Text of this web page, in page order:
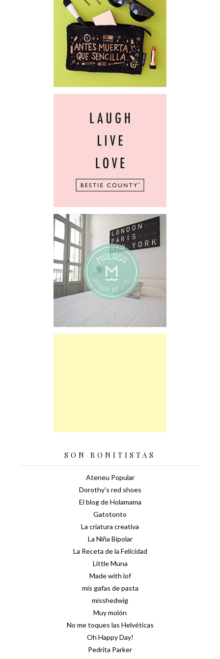
SON BONITISTAS
Ateneu Popular
Dorothy's red shoes
El blog de Holamama
Gatotonto
La criatura creativa
La Niña Bipolar
La Receta de la Felicidad
Little Muna
Made with lof
mis gafas de pasta
misshedwig
Muy molón
No me toques las Helvéticas
Oh Happy Day!
Pedrita Parker